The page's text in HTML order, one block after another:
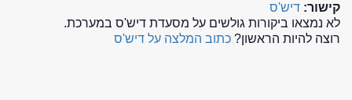
קישור: דיש'ס
לא נמצאו ביקורות גולשים על מסעדת דיש'ס במערכת.
רוצה להיות הראשון? כתוב המלצה על דיש'ס